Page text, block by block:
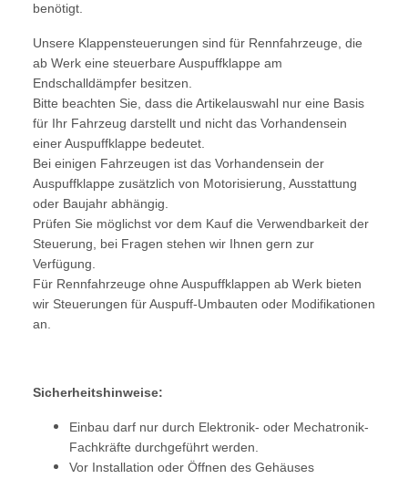
benötigt.
Unsere Klappensteuerungen sind für Rennfahrzeuge, die
ab Werk eine steuerbare Auspuffklappe am
Endschalldämpfer besitzen.
Bitte beachten Sie, dass die Artikelauswahl nur eine Basis
für Ihr Fahrzeug darstellt und nicht das Vorhandensein
einer Auspuffklappe bedeutet.
Bei einigen Fahrzeugen ist das Vorhandensein der
Auspuffklappe zusätzlich von Motorisierung, Ausstattung
oder Baujahr abhängig.
Prüfen Sie möglichst vor dem Kauf die Verwendbarkeit der
Steuerung, bei Fragen stehen wir Ihnen gern zur
Verfügung.
Für Rennfahrzeuge ohne Auspuffklappen ab Werk bieten
wir Steuerungen für Auspuff-Umbauten oder Modifikationen
an.
Sicherheitshinweise:
Einbau darf nur durch Elektronik- oder Mechatronik-
Fachkräfte durchgeführt werden.
Vor Installation oder Öffnen des Gehäuses